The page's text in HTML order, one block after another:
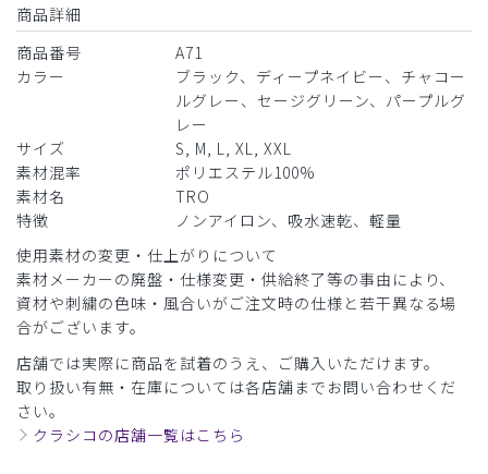
と良いかと思います。
商品：
A71メンズ:レイヤードスクラブトップス・TRO/
チャコールグレー/M
商品詳細
商品番号
A71
カラー
ブラック、ディープネイビー、チャコー
ルグレー、セージグリーン、パープルグ
レー
サイズ
S, M, L, XL, XXL
素材混率
ポリエステル100%
素材名
TRO
特徴
ノンアイロン、吸水速乾、軽量
使用素材の変更・仕上がりについて
素材メーカーの廃盤・仕様変更・供給終了等の事由により、
資材や刺繍の色味・風合いがご注文時の仕様と若干異なる場
合がございます。
店舗では実際に商品を試着のうえ、ご購入いただけます。
取り扱い有無・在庫については各店舗までお問い合わせくだ
さい。
クラシコの店舗一覧はこちら